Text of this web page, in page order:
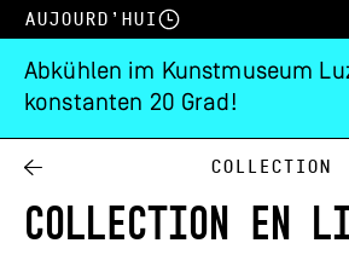
Aujourd’hui
Abkühlen im Kunstmuseum
konstanten 20 Grad!
Collection
COLLECTION EN